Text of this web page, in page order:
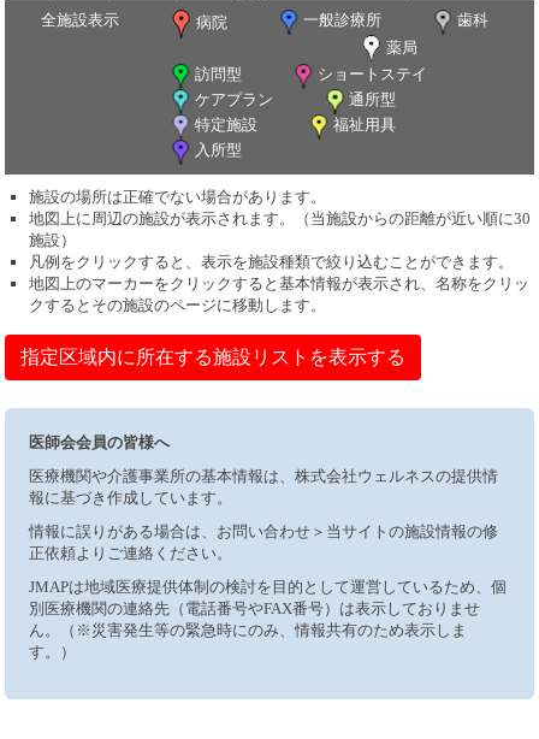
全施設表示 病院 一般診療所
歯科
薬局
訪問型
ショートステイ
ケアプラン
通所型
特定施設
福祉用具
入所型
施設の場所は正確でない場合があります。
地図上に周辺の施設が表示されます。（当施設からの距離が近い順に30
施設）
凡例をクリックすると、表示を施設種類で絞り込むことができます。
地図上のマーカーをクリックすると基本情報が表示され、名称をクリッ
クするとその施設のページに移動します。
指定区域内に所在する施設リストを表示する
医師会会員の皆様へ
医療機関や介護事業所の基本情報は、株式会社ウェルネスの提供情
報に基づき作成しています。
情報に誤りがある場合は、お問い合わせ＞当サイトの施設情報の修
正依頼よりご連絡ください。
JMAPは地域医療提供体制の検討を目的として運営しているため、個
別医療機関の連絡先（電話番号やFAX番号）は表示しておりませ
ん。（※災害発生等の緊急時にのみ、情報共有のため表示しま
す。）